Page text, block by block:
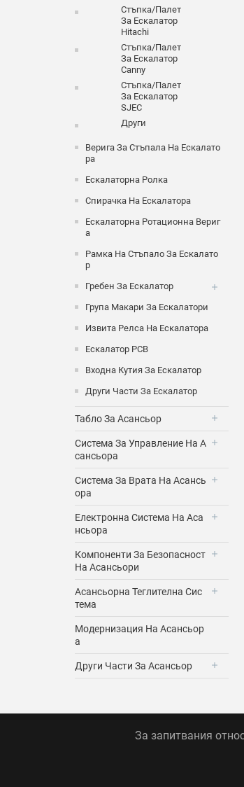
Стъпка/палет
За Ескалатор
Hitachi
Стъпка/палет
За Ескалатор
Canny
Стъпка/палет
За Ескалатор
SJEC
Други
Верига За Стъпала На Ескалато
Ра
Ескалаторна Ролка
Спирачка На Ескалатора
Ескалаторна Ротационна Вериг
А
Рамка На Стъпало За Ескалато
Р
Гребен За Ескалатор
Група Макари За Ескалатори
Извита Релса На Ескалатора
Ескалатор PCB
Входна Кутия За Ескалатор
Други Части За Ескалатор
Табло За Асансьор
Система За Управление На А
Сансьора
Система За Врата На Асансь
Ора
Електронна Система На Аса
Нсьора
Компоненти За Безопасност
На Асансьори
Асансьорна Теглителна Сис
Тема
Модернизация На Асансьор
А
Други Части За Асансьор
За запитвания